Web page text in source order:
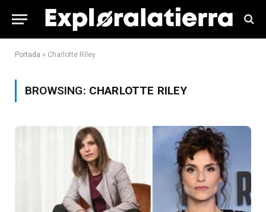
Portada » Charlotte Riley
BROWSING: CHARLOTTE RILEY